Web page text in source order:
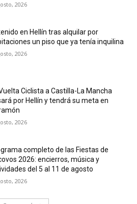
2026
en Hellín tras alquilar por
un piso que ya tenía inquilina
2026
Ciclista a Castilla-La Mancha
por Hellín y tendrá su meta en
2026
completo de las Fiestas de
2026: encierros, música y
del 5 al 11 de agosto
2026